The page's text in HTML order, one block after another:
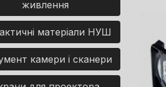
живлення
матеріали НУШ
камери і сканери